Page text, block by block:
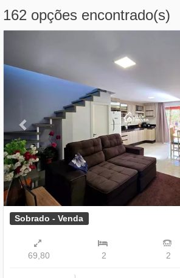
162 opções encontrado(s)
Sobrado - Venda
69,80 2 2